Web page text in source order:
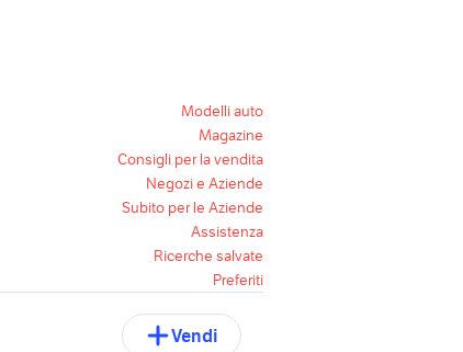
Modelli auto
Magazine
Consigli per la vendita
Negozi e Aziende
Subito per le Aziende
Assistenza
Ricerche salvate
Preferiti
Vendi